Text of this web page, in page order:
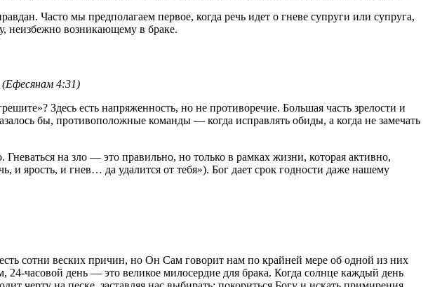
Часто мы предполагаем первое, когда речь идет о гневе супруги или супруга,
неизбежно возникающему в браке.
(Ефесянам 4:31)
Здесь есть напряженность, но не противоречие. Большая часть зрелости и
бы, противоположные команды — когда исправлять обиды, а когда не замечать
на зло — это правильно, но только в рамках жизни, которая активно,
и ярость, и гнев… да удалится от тебя»). Бог дает срок годности даже нашему
сотни веских причин, но Он Сам говорит нам по крайней мере об одной из них
24-часовой день — это великое милосердие для брака. Когда солнце каждый день